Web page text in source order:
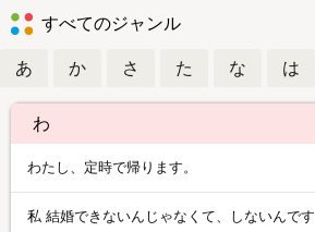
すべてのジャンル
あ か さ た な は
わ
わたし、定時で帰ります。
私 結婚できないんじゃなくて、しないんです